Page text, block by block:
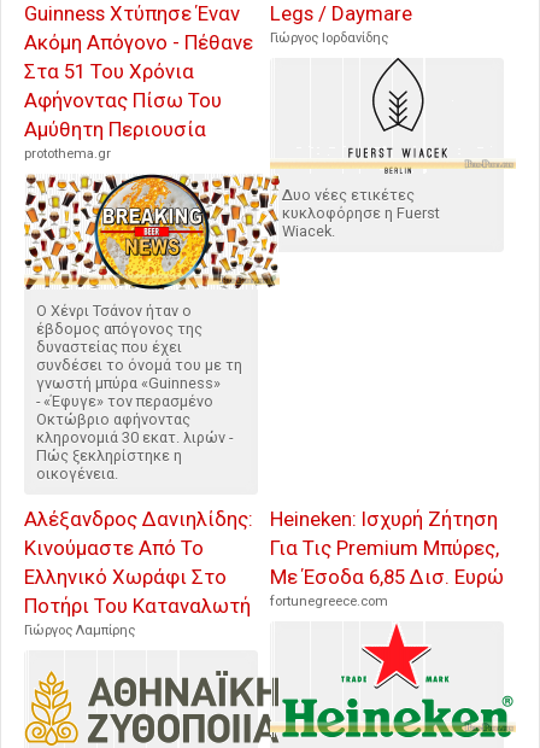
Guinness Χτύπησε Έναν
Ακόμη Απόγονο - Πέθανε
Στα 51 Του Χρόνια
Αφήνοντας Πίσω Του
Αμύθητη Περιουσία
protothema.gr
Ο Χένρι Τσάνον ήταν ο
έβδομος απόγονος της
δυναστείας που έχει
συνδέσει το όνομά του με τη
γνωστή μπύρα «Guinness»
- «Έφυγε» τον περασμένο
Οκτώβριο αφήνοντας
κληρονομιά 30 εκατ. λιρών -
Πώς ξεκληρίστηκε η
οικογένεια.
Legs / Daymare
Γιώργος Ιορδανίδης
Δυο νέες ετικέτες
κυκλοφόρησε η Fuerst
Wiacek.
Αλέξανδρος Δανιηλίδης:
Κινούμαστε Από Το
Ελληνικό Χωράφι Στο
Ποτήρι Του Καταναλωτή
Γιώργος Λαμπίρης
Heineken: Ισχυρή Ζήτηση
Για Τις Premium Μπύρες,
Με Έσοδα 6,85 Δισ. Ευρώ
fortunegreece.com